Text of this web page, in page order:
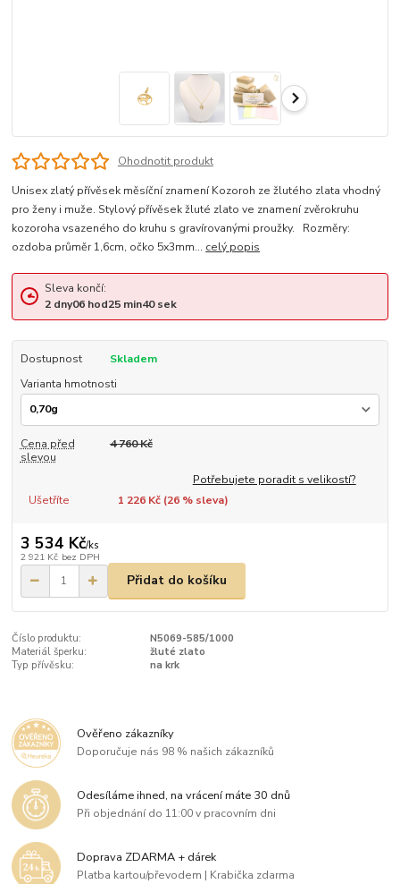
Ohodnotit produkt
Unisex zlatý přívěsek měsíční znamení Kozoroh ze žlutého zlata vhodný
pro ženy i muže. Stylový přívěsek žluté zlato ve znamení zvěrokruhu
kozoroha vsazeného do kruhu s gravírovanými proužky. Rozměry:
ozdoba průměr 1,6cm, očko 5x3mm... celý popis
Sleva končí:
2 dny06hod25min39sek
Dostupnost
Skladem
Varianta hmotnosti
Cena před
slevou
4 760 Kč
Potřebujete poradit s velikostí?
Ušetříte
1 226 Kč (26% sleva)
3 534 Kč/ks
2 921 Kč bez DPH
Přidat do košíku
Číslo produktu:
N5069-585/1000
Materiál šperku:
žluté zlato
Typ přívěsku:
na krk
Ověřeno zákazníky
Doporučuje nás 98 % našich zákazníků
Odesíláme ihned, na vrácení máte 30 dnů
Při objednání do 11:00 v pracovním dni
Doprava ZDARMA + dárek
Platba kartou/převodem | Krabička zdarma